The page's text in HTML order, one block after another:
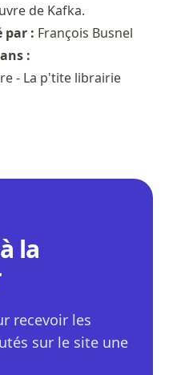
de Kafka.
par : François Busnel
:
- La p'tite librairie
la
recevoir les
sur le site une